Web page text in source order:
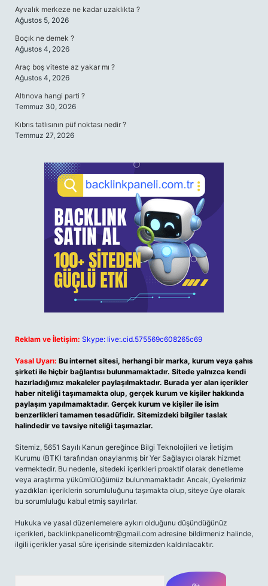
Ayvalık merkeze ne kadar uzaklıkta ?
Ağustos 5, 2026
Boçık ne demek ?
Ağustos 4, 2026
Araç boş viteste az yakar mı ?
Ağustos 4, 2026
Altınova hangi parti ?
Temmuz 30, 2026
Kıbrıs tatlısının püf noktası nedir ?
Temmuz 27, 2026
Reklam ve İletişim: Skype: live:.cid.575569c608265c69
Yasal Uyarı: Bu internet sitesi, herhangi bir marka, kurum veya şahıs
şirketi ile hiçbir bağlantısı bulunmamaktadır. Sitede yalnızca kendi
hazırladığımız makaleler paylaşılmaktadır. Burada yer alan içerikler
haber niteliği taşımamakta olup, gerçek kurum ve kişiler hakkında
paylaşım yapılmamaktadır. Gerçek kurum ve kişiler ile isim
benzerlikleri tamamen tesadüfidir. Sitemizdeki bilgiler taslak
halindedir ve tavsiye niteliği taşımazlar.
Sitemiz, 5651 Sayılı Kanun gereğince Bilgi Teknolojileri ve İletişim
Kurumu (BTK) tarafından onaylanmış bir Yer Sağlayıcı olarak hizmet
vermektedir. Bu nedenle, sitedeki içerikleri proaktif olarak denetleme
veya araştırma yükümlülüğümüz bulunmamaktadır. Ancak, üyelerimiz
yazdıkları içeriklerin sorumluluğunu taşımakta olup, siteye üye olarak
bu sorumluluğu kabul etmiş sayılırlar.
Hukuka ve yasal düzenlemelere aykırı olduğunu düşündüğünüz
içerikleri, backlinkpanelicomtr@gmail.com adresine bildirmeniz halinde,
ilgili içerikler yasal süre içerisinde sitemizden kaldırılacaktır.